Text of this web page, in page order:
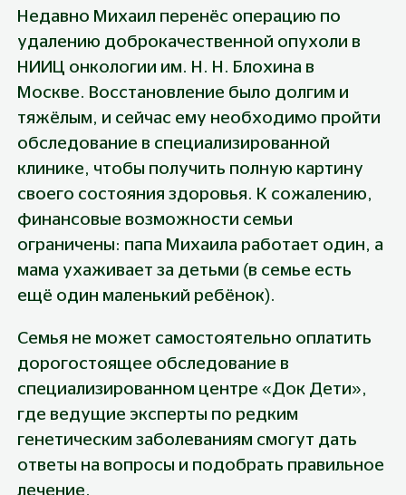
Недавно Михаил перенёс операцию по
удалению доброкачественной опухоли в
НИИЦ онкологии им. Н. Н. Блохина в
Москве. Восстановление было долгим и
тяжёлым, и сейчас ему необходимо пройти
обследование в специализированной
клинике, чтобы получить полную картину
своего состояния здоровья. К сожалению,
финансовые возможности семьи
ограничены: папа Михаила работает один, а
мама ухаживает за детьми (в семье есть
ещё один маленький ребёнок).
Семья не может самостоятельно оплатить
дорогостоящее обследование в
специализированном центре «Док Дети»,
где ведущие эксперты по редким
генетическим заболеваниям смогут дать
ответы на вопросы и подобрать правильное
лечение.